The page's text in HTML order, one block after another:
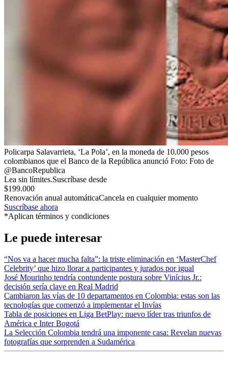
Policarpa Salavarrieta, ‘La Pola’, en la moneda de 10.000 pesos
colombianos que el Banco de la República anunció Foto: Foto de
@BancoRepublica
Lea sin límites.Suscríbase desde
$199.000
Renovación anual automáticaCancela en cualquier momento
Suscríbase ahora
*Aplican términos y condiciones
Le puede interesar
“Nos va a hacer mucha falta”: la triste eliminación en ‘MasterChef
Celebrity’ que hizo llorar a participantes y jurados por igual
José Mourinho tendría contundente postura sobre Vinícius Jr.:
decisión sería clave en Real Madrid
Cambiaron las vías de 10 departamentos en Colombia: estas son las
tecnologías que comenzó a implementar el Invías
Tabla de posiciones en Liga BetPlay: nuevo líder tras triunfos de
América e Inter Bogotá
La Selección Colombia tendrá una imponente casa: Revelan nuevas
fotografías que sorprenden a Sudamérica